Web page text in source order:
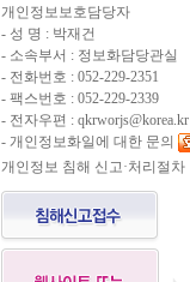
개인정보보호담당자
- 성 명 : 박재건
- 소속부서 : 정보화담당관실
- 전화번호 : 052-229-2351
- 팩스번호 : 052-229-2339
- 전자우편 : qkrworjs@korea.kr
- 개인정보화일에 대한 문의
개인정보 침해 신고·처리절차